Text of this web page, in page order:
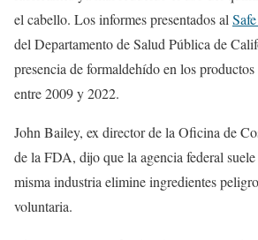
el cabello. Los informes presentados al
del Departamento de Salud Pública de
presencia de formaldehído en los
entre 2009 y 2022.
John Bailey, ex director de la Oficina de
de la FDA, dijo que la agencia federal
misma industria elimine ingredientes
voluntaria.